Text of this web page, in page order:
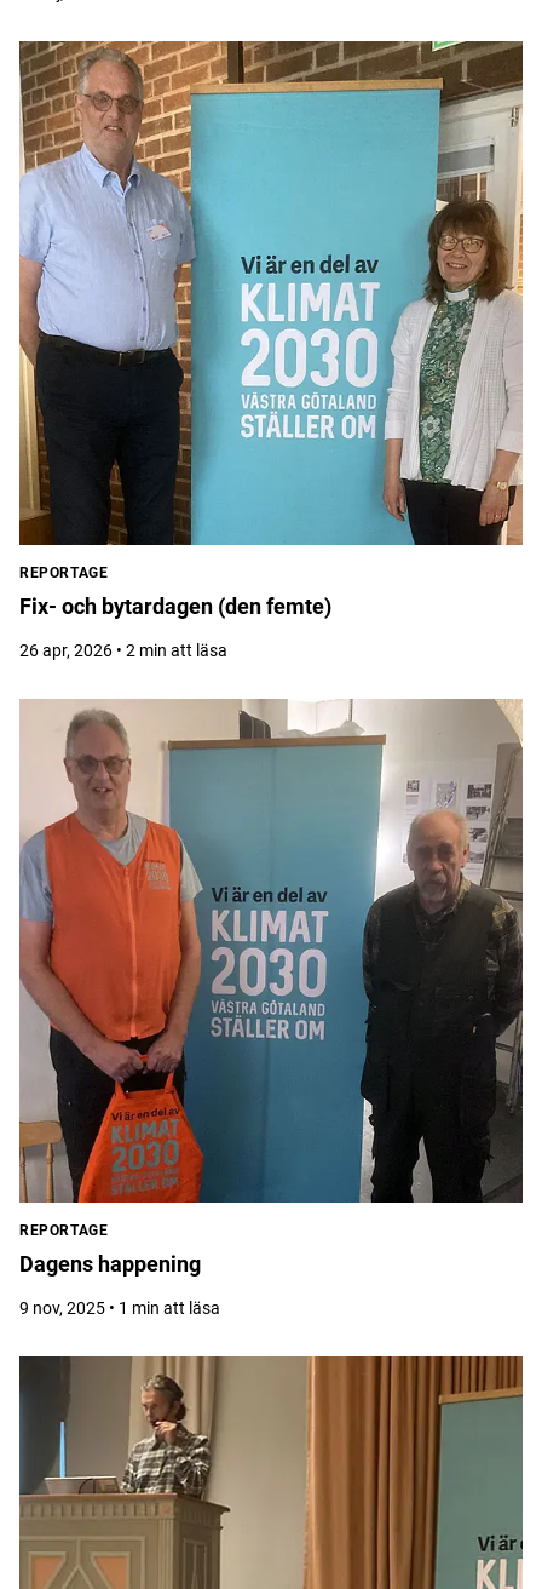
REPORTAGE
Fix- och bytardagen (den femte)
26 apr, 2026 • 2 min att läsa
REPORTAGE
Dagens happening
9 nov, 2025 • 1 min att läsa